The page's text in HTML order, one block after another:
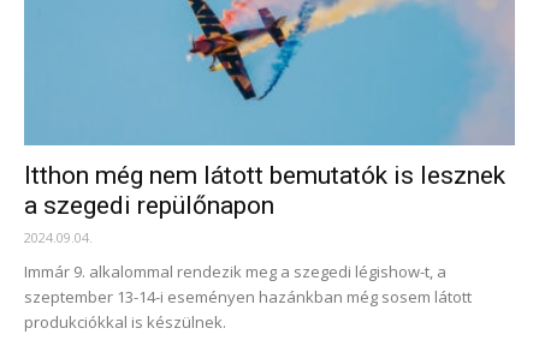
Itthon még nem látott bemutatók is lesznek
a szegedi repülőnapon
2024.09.04.
Immár 9. alkalommal rendezik meg a szegedi légishow-t, a
szeptember 13-14-i eseményen hazánkban még sosem látott
produkciókkal is készülnek.